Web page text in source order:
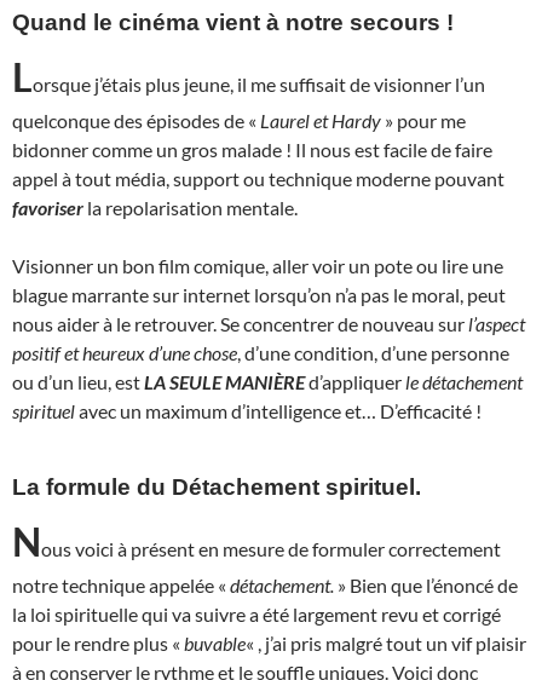
Quand le cinéma vient à notre secours !
Lorsque j’étais plus jeune, il me suffisait de visionner l’un
quelconque des épisodes de « Laurel et Hardy » pour me
bidonner comme un gros malade ! Il nous est facile de faire
appel à tout média, support ou technique moderne pouvant
favoriser la repolarisation mentale.
Visionner un bon film comique, aller voir un pote ou lire une
blague marrante sur internet lorsqu’on n’a pas le moral, peut
nous aider à le retrouver. Se concentrer de nouveau sur l’aspect
positif et heureux d’une chose , d’une condition, d’une personne
ou d’un lieu, estLA SEULE MANIÈREd’appliquer le détachement
spirituelavec un maximum d’intelligence et… D’efficacité !
La formule du Détachement spirituel.
Nous voici à présent en mesure de formuler correctement
notre technique appelée « détachement. » Bien que l’énoncé de
la loi spirituelle qui va suivre a été largement revu et corrigé
pour le rendre plus « buvable« , j’ai pris malgré tout un vif plaisir
à en conserver le rythme et le souffle uniques. Voici donc